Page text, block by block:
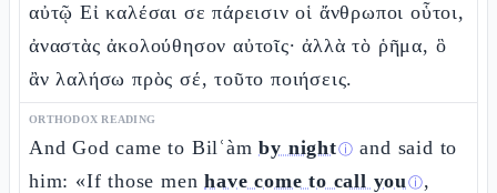
αὐτῷ Εἰ καλέσαι σε πάρεισιν οἱ ἄνθρωποι οὗτοι,
ἀναστὰς ἀκολούθησον αὐτοῖς· ἀλλὰ τὸ ῥῆμα, ὃ
ἂν λαλήσω πρὸς σέ, τοῦτο ποιήσεις.
ORTHODOX READING
And God came to Bilʿàmby nightⓘ and said to
him: «If those menhave come to call youⓘ,